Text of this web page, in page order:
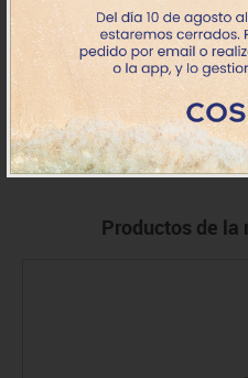
MDCAR5034
Ghost Cube
Stock
23.16€- 20.85€
Productos de